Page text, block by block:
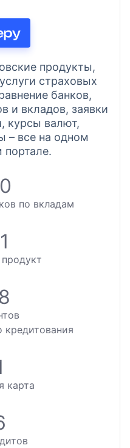
продукты,
страховых
банков,
и вкладов, заявки
курсы валют,
– все на одном
портале.
по вкладам
кредитования
карта